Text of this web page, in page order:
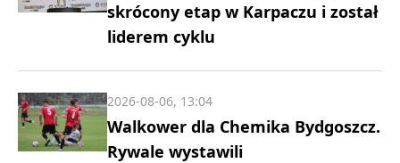
skrócony etap w Karpaczu i został
liderem cyklu
Walkower dla Chemika Bydgoszcz.
Rywale wystawili
2026-08-06, 13:04